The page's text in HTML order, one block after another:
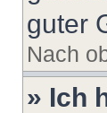
guter
Nach
» Ich